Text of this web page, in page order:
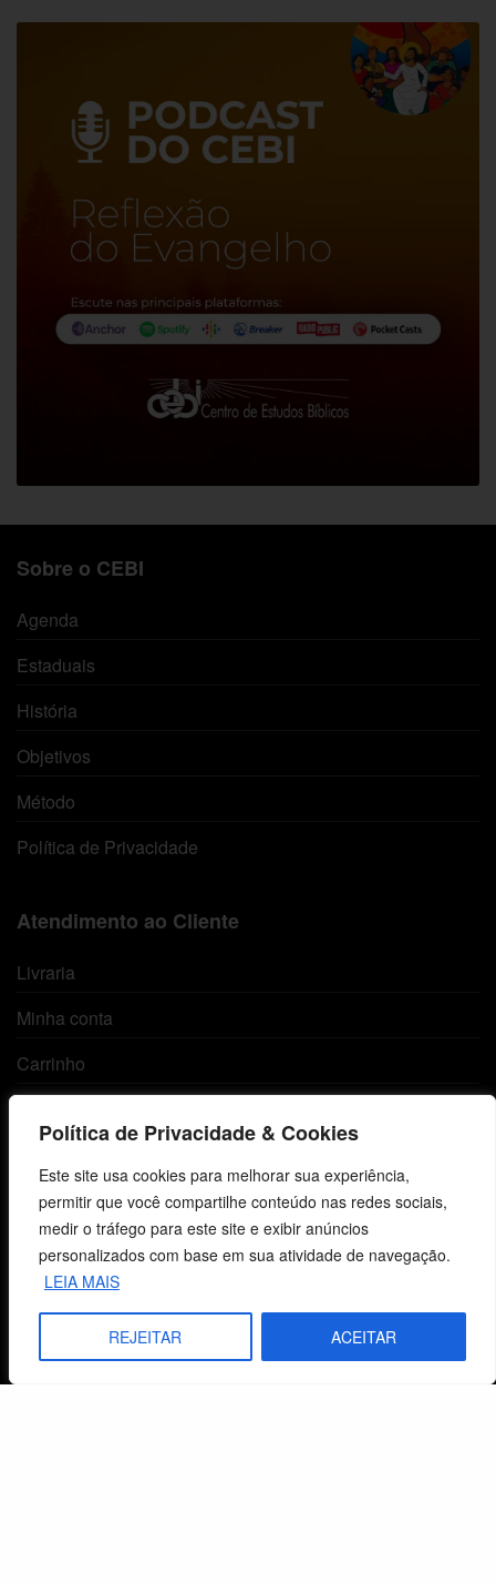
Política de Privacidade & Cookies
Este site usa cookies para melhorar sua experiência,
permitir que você compartilhe conteúdo nas redes sociais,
medir o tráfego para este site e exibir anúncios
personalizados com base em sua atividade de navegação.
LEIA MAIS
REJEITAR ACEITAR
Sobre o CEBI
Agenda
Estaduais
História
Objetivos
Método
Política de Privacidade
Atendimento ao Cliente
Livraria
Minha conta
Carrinho
Centro de Estudos Bíblicos
CNPJ: 29.832.607/0001-10